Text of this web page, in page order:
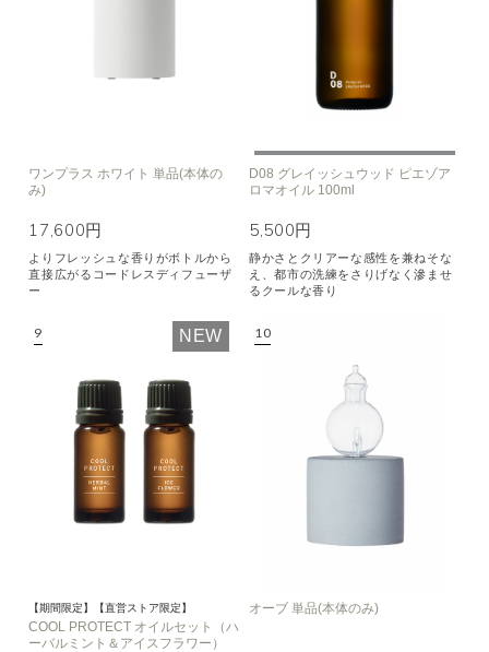
ワンプラス ホワイト 単品(本体の
み)
17,600円
よりフレッシュな香りがボトルから
直接広がるコードレスディフューザ
ー
D08 グレイッシュウッド ピエゾア
ロマオイル 100ml
5,500円
静かさとクリアーな感性を兼ねそな
え、都市の洗練をさりげなく滲ませ
るクールな香り
NEW
【期間限定】【直営ストア限定】
COOL PROTECT オイルセット（ハ
ーバルミント＆アイスフラワー）
オーブ 単品(本体のみ)